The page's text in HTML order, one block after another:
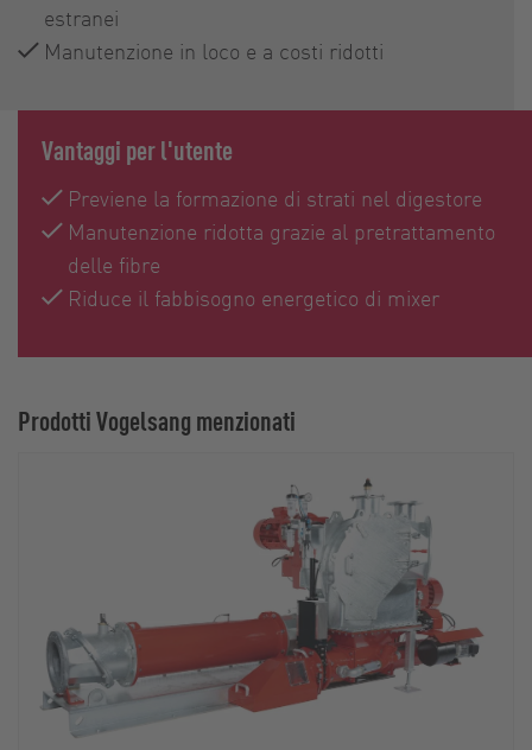
estranei
Manutenzione in loco e a costi ridotti
Vantaggi per l'utente
Previene la formazione di strati nel digestore
Manutenzione ridotta grazie al pretrattamento
delle fibre
Riduce il fabbisogno energetico di mixer
Prodotti Vogelsang menzionati